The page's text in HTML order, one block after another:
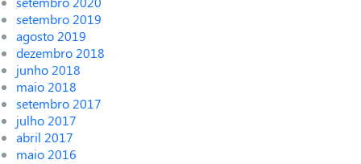
setembro 2019
agosto 2019
dezembro 2018
junho 2018
maio 2018
setembro 2017
julho 2017
abril 2017
maio 2016